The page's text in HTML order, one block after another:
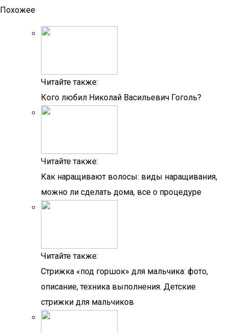
Похожее
Читайте также:
Кого любил Николай Васильевич Гоголь?
Читайте также:
Как наращивают волосы: виды наращивания,
можно ли сделать дома, все о процедуре
Читайте также:
Стрижка «под горшок» для мальчика: фото,
описание, техника выполнения. Детские
стрижки для мальчиков